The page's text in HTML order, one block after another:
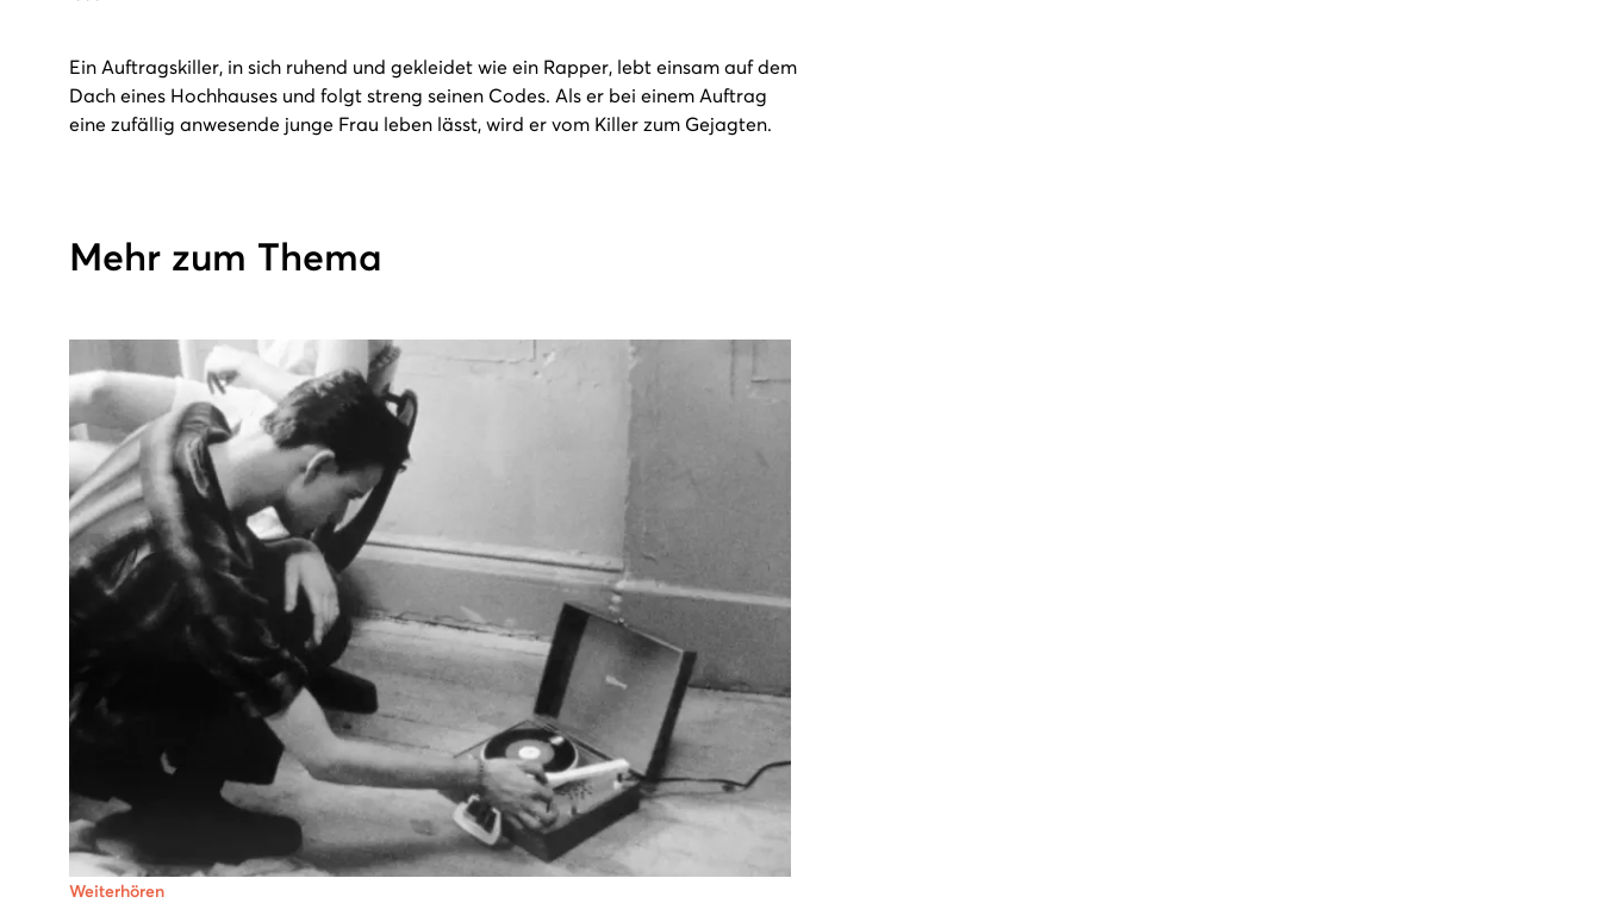
Ein Auftragskiller, in sich ruhend und gekleidet wie ein Rapper, lebt einsam auf dem
Dach eines Hochhauses und folgt streng seinen Codes. Als er bei einem Auftrag
eine zufällig anwesende junge Frau leben lässt, wird er vom Killer zum Gejagten.
Mehr zum Thema
Weiterhören